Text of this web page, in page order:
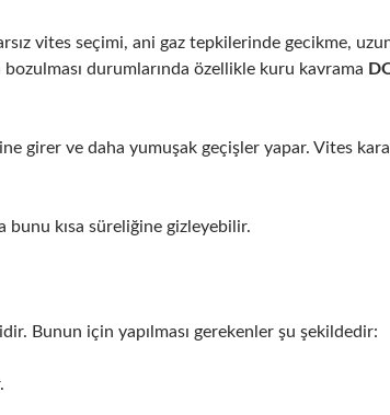
vites seçimi, ani gaz tepkilerinde gecikme,
durumlarında özellikle kuru kavrama
girer ve daha yumuşak geçişler yapar. Vites
bunu kısa süreliğine gizleyebilir.
Bunun için yapılması gerekenler şu şekildedir: